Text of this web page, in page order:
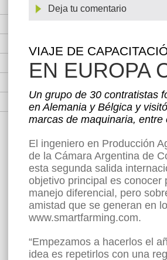
Deja tu comentario
VIAJE DE
EN EUROPA
Un grupo de 30 contratistas
en Alemania y Bélgica y
marcas de maquinaria, entre
El ingeniero en Producción
de la Cámara Argentina de
esta segunda salida
objetivo principal es conocer
manejo diferencial, pero
amistad que se generan en
www.smartfarming.com.
“Empezamos a hacerlos el
idea es repetirlos con una